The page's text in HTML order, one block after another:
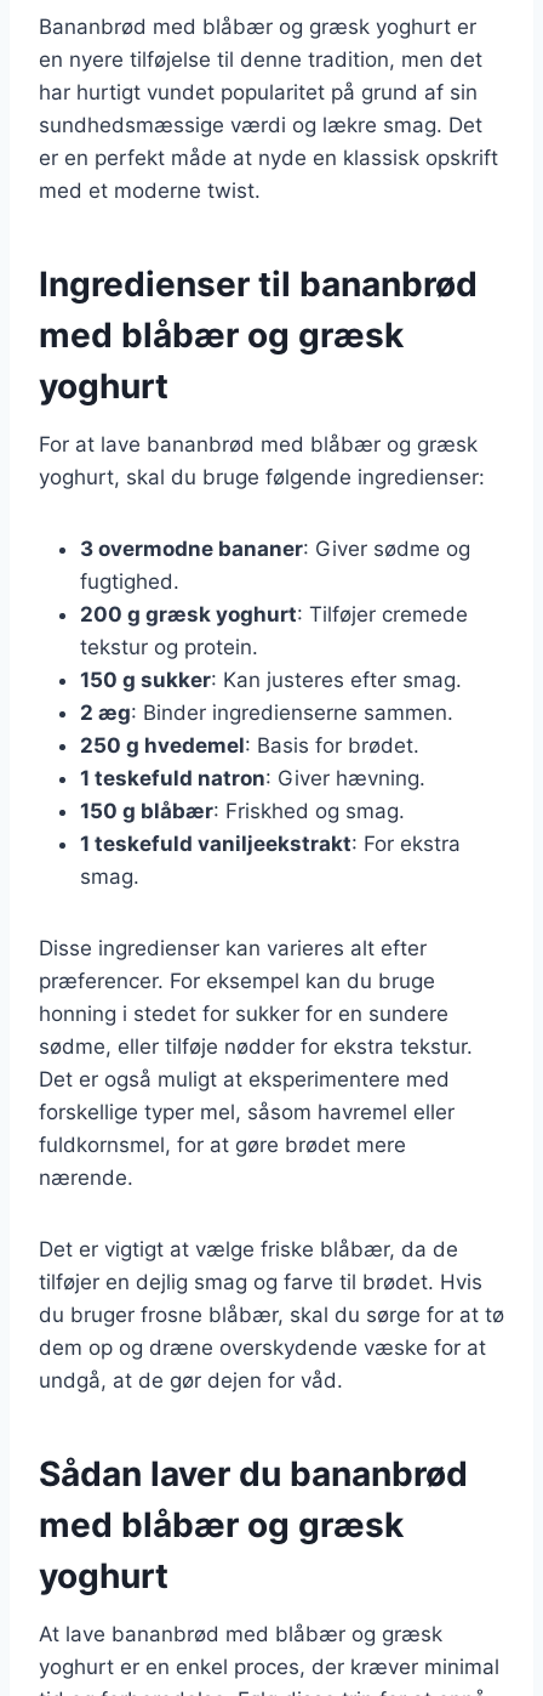
Bananbrød med blåbær og græsk yoghurt er
en nyere tilføjelse til denne tradition, men det
har hurtigt vundet popularitet på grund af sin
sundhedsmæssige værdi og lækre smag. Det
er en perfekt måde at nyde en klassisk opskrift
med et moderne twist.
Ingredienser til bananbrød
med blåbær og græsk
yoghurt
For at lave bananbrød med blåbær og græsk
yoghurt, skal du bruge følgende ingredienser:
3 overmodne bananer: Giver sødme og
fugtighed.
200 g græsk yoghurt: Tilføjer cremede
tekstur og protein.
150 g sukker: Kan justeres efter smag.
2 æg: Binder ingredienserne sammen.
250 g hvedemel: Basis for brødet.
1 teskefuld natron: Giver hævning.
150 g blåbær: Friskhed og smag.
1 teskefuld vaniljeekstrakt: For ekstra
smag.
Disse ingredienser kan varieres alt efter
præferencer. For eksempel kan du bruge
honning i stedet for sukker for en sundere
sødme, eller tilføje nødder for ekstra tekstur.
Det er også muligt at eksperimentere med
forskellige typer mel, såsom havremel eller
fuldkornsmel, for at gøre brødet mere
nærende.
Det er vigtigt at vælge friske blåbær, da de
tilføjer en dejlig smag og farve til brødet. Hvis
du bruger frosne blåbær, skal du sørge for at tø
dem op og dræne overskydende væske for at
undgå, at de gør dejen for våd.
Sådan laver du bananbrød
med blåbær og græsk
yoghurt
At lave bananbrød med blåbær og græsk
yoghurt er en enkel proces, der kræver minimal